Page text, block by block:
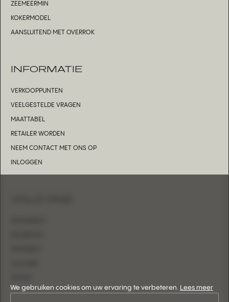
ZEEMEERMIN
KOKERMODEL
AANSLUITEND MET OVERROK
INFORMATIE
VERKOOPPUNTEN
VEELGESTELDE VRAGEN
MAATTABEL
RETAILER WORDEN
NEEM CONTACT MET ONS OP
INLOGGEN
We gebruiken cookies om uw ervaring te verbeteren. Lees meer